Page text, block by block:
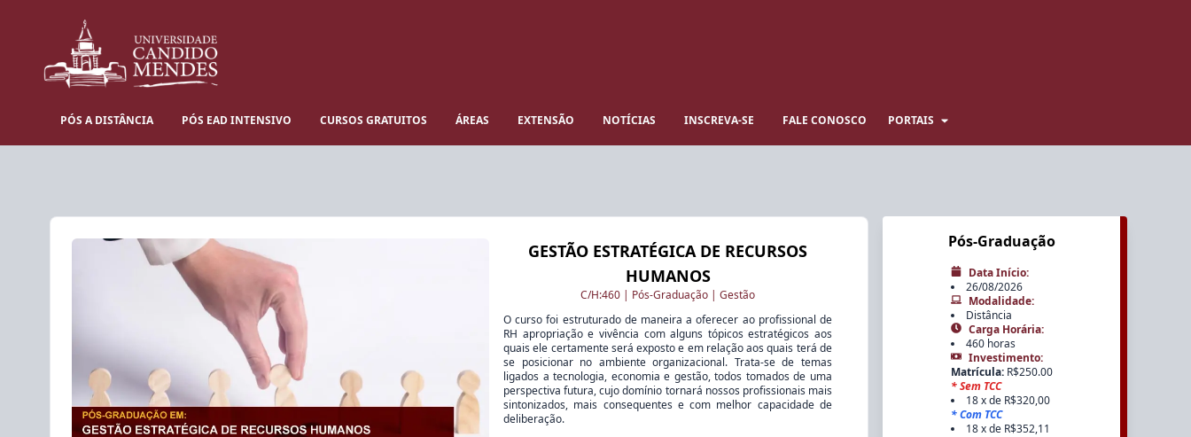
PÓS A DISTÂNCIA PÓS EAD INTENSIVO CURSOS GRATUITOS ÁREAS EXTENSÃO NOTÍCIAS INSCREVA-SE FALE CONOSCO PORTAIS
GESTÃO ESTRATÉGICA DE RECURSOS
HUMANOS
C/H:460 | Pós-Graduação |Gestão
O curso foi estruturado de maneira a oferecer ao profissional de
RH apropriação e vivência com alguns tópicos estratégicos aos
quais ele certamente será exposto e em relação aos quais terá de
se posicionar no ambiente organizacional. Trata-se de temas
ligados a tecnologia, economia e gestão, todos tomados de uma
perspectiva futura, cujo domínio tornará nossos profissionais mais
sintonizados, mais consequentes e com melhor capacidade de
deliberação.
Pós-Graduação
Data Início:
26/08/2026
Modalidade:
Distância
Carga Horária:
460 horas
Investimento:
Matrícula: R$250.00
*Sem TCC
18 x de R$320,00
*Com TCC
18 x de R$352,11